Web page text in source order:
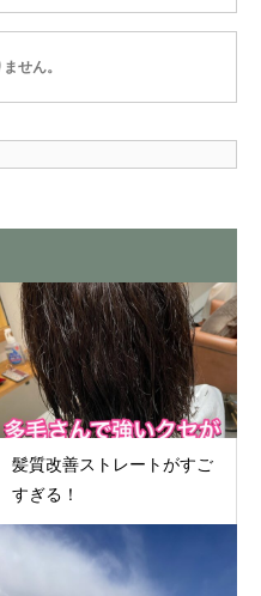
せん。
髪質改善ストレートがすご
すぎる！